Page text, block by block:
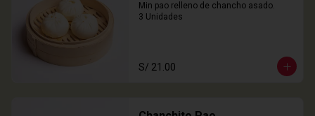
Min pao relleno de chancho asado.
3 Unidades
S/ 21.00